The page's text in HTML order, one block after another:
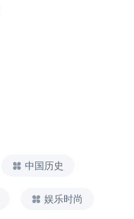
中国历史
娱乐时尚